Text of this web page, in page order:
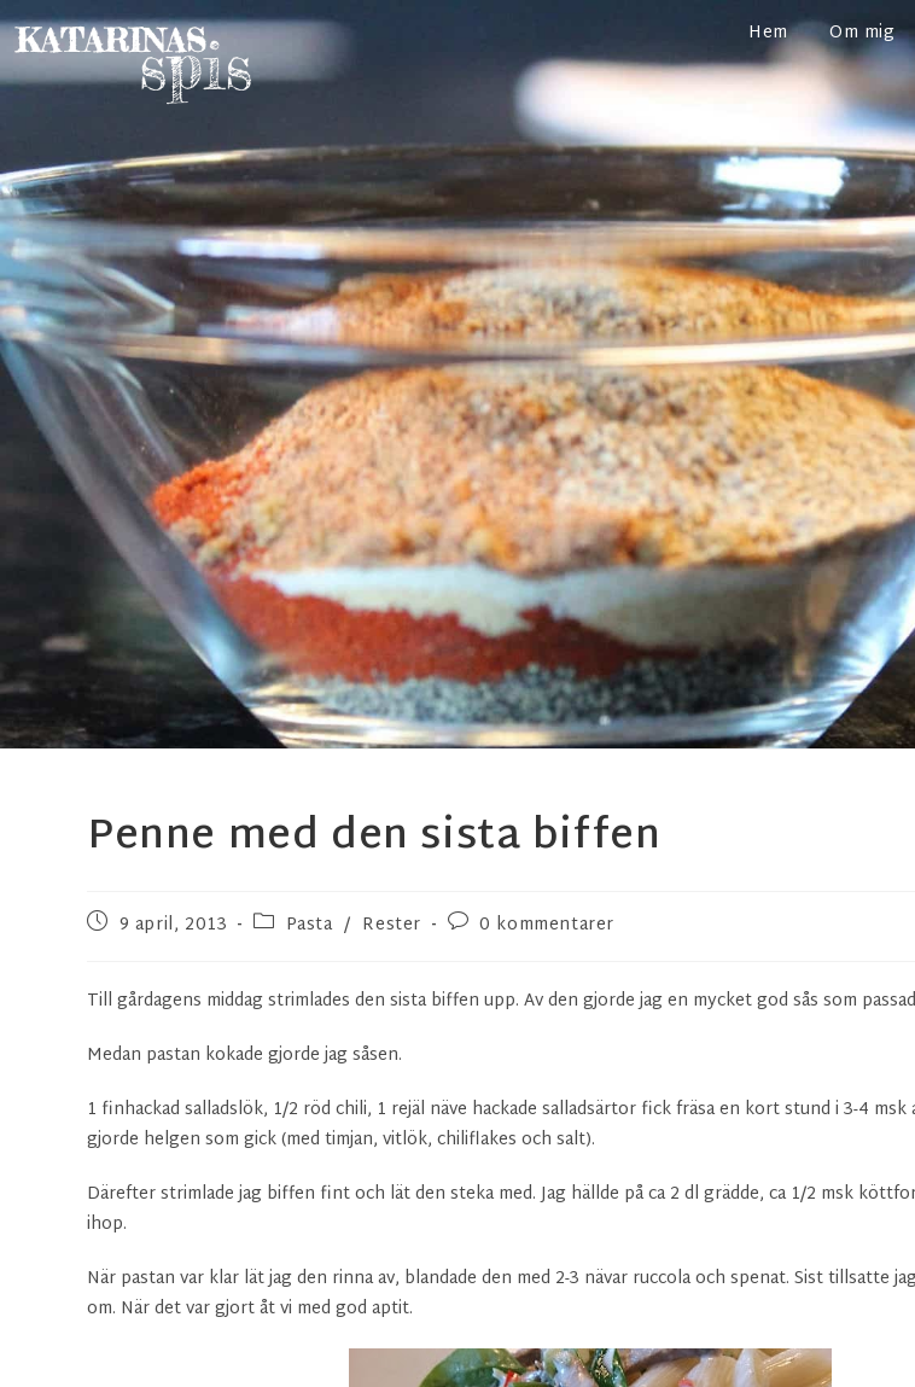
Hem Om mig
Penne med den sista biffen
9 april, 2013 Pasta / Rester 0 kommentarer
Till gårdagens middag strimlades den sista biffen upp. Av den gjorde jag en mycket god sås som
Medan pastan kokade gjorde jag såsen.
1 finhackad salladslök, 1/2 röd chili, 1 rejäl näve hackade salladsärtor fick fräsa en kort stund i 3-4
gjorde helgen som gick (med timjan, vitlök, chiliflakes och salt).
Därefter strimlade jag biffen fint och lät den steka med. Jag hällde på ca 2 dl grädde, ca 1/2 msk
ihop.
När pastan var klar lät jag den rinna av, blandade den med 2-3 nävar ruccola och spenat. Sist tillsatte
om. När det var gjort åt vi med god aptit.